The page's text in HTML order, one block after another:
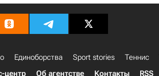
Единоборства Sport stories Теннис
центр Об агентстве Контакты RSS